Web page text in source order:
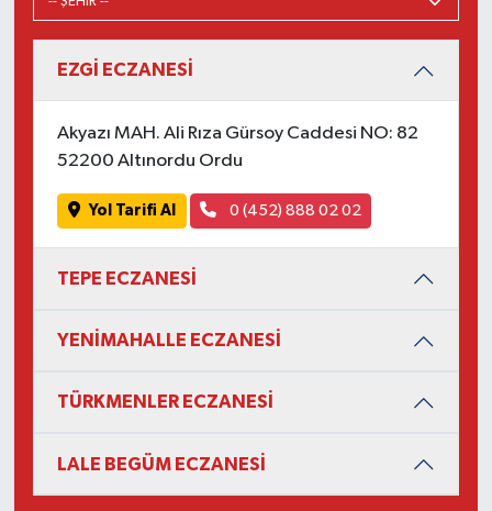
EZGİ ECZANESİ
Akyazı MAH. Ali Rıza Gürsoy Caddesi NO: 82
52200 Altınordu Ordu
Yol Tarifi Al 0 (452) 888 02 02
TEPE ECZANESİ
YENİMAHALLE ECZANESİ
TÜRKMENLER ECZANESİ
LALE BEGÜM ECZANESİ